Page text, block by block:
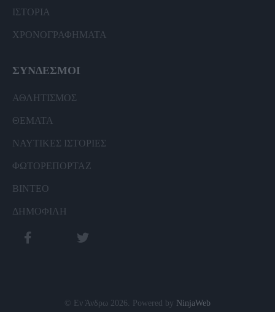
ΙΣΤΟΡΙΑ
ΧΡΟΝΟΓΡΑΦΗΜΑΤΑ
ΣΥΝΔΕΣΜΟΙ
ΑΘΛΗΤΙΣΜΟΣ
ΘΕΜΑΤΑ
ΝΑΥΤΙΚΕΣ ΙΣΤΟΡΙΕΣ
ΦΩΤΟΡΕΠΟΡΤΑΖ
ΒΙΝΤΕΟ
ΔΗΜΟΦΙΛΗ
© Εν Άνδρω 2026. Powered by NinjaWeb